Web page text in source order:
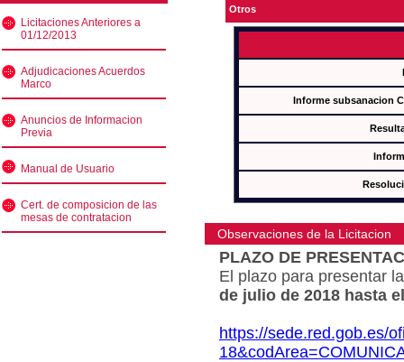
Licitaciones Anteriores a
01/12/2013
Adjudicaciones Acuerdos
Marco
Anuncios de Informacion
Previa
Manual de Usuario
Cert. de composicion de las
mesas de contratacion
Otros
Informe subsanacion
Observaciones de la Licitacion
PLAZO DE
El plazo para presentar
de julio de 2018 hasta
https://sede.red.gob.es/